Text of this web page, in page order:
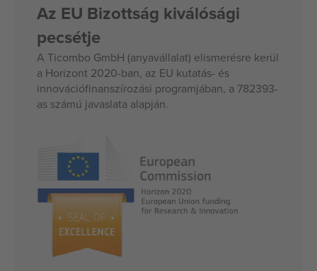
Az EU Bizottság kiválósági
pecsétje
A Ticombo GmbH (anyavállalat) elismerésre kerül
a Horizont 2020-ban, az EU kutatás- és
innovációfinanszírozási programjában, a 782393-
as számú javaslata alapján.